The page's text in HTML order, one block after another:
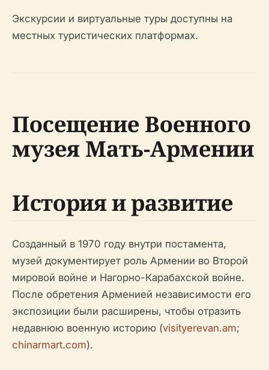
Экскурсии и виртуальные туры доступны на
местных туристических платформах.
Посещение Военного
музея Мать-Армении
История и развитие
Созданный в 1970 году внутри постамента,
музей документирует роль Армении во Второй
мировой войне и Нагорно-Карабахской войне.
После обретения Арменией независимости его
экспозиции были расширены, чтобы отразить
недавнюю военную историю (visityerevan.am;
chinarmart.com).